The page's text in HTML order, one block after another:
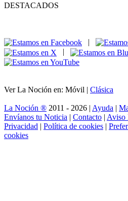
DESTACADOS
|
|
Ver La Noción en: Móvil | Clásica
La Noción ® 2011 - 2026 | Ayuda |
Envíanos tu Noticia | Contacto | Aviso
Privacidad | Política de cookies |
cookies